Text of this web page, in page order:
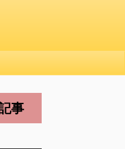
事